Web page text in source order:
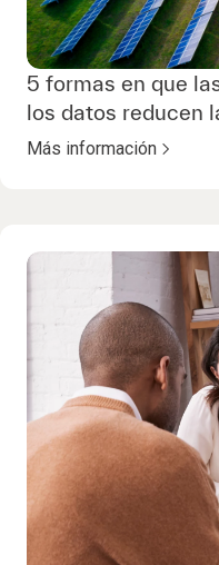
5 formas en que
los datos reducen
Más información